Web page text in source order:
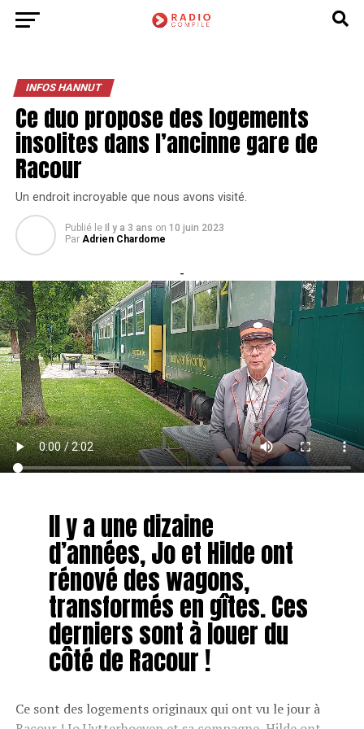
INFOS HANNUT
Ce duo propose des logements
insolites dans l’ancinne gare de
Racour
Un endroit incroyable que nous avons visité.
Publié le Il y a 3 ans on 10 juin 2023
Par Adrien Chardome
-
Il y a une dizaine
d’années, Jo et Hilde ont
rénové des wagons,
transformés en gîtes. Ces
derniers sont à louer du
côté de Racour !
Ce sont des logements originaux qui ont vu le jour à